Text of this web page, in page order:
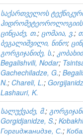
საქართველოს
ჰიდრომეტეოროლოგიის
ცინცაძე, თ.; ცომაია, ვ.;
ბეგალიშვილი, ნინო;
გორგიჯანიძე, ს.;
Begalishvili, Nodar;
Gachechiladze, G.;
N.; Chareli, L.;
Lashauri, K.
სალუქვაძე, მ.;
Gorgidjanidze, S.;
Горгиджанидзе, С.;